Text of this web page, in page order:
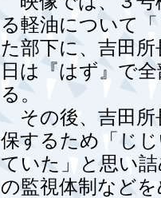
る軽油について
た部下に、吉田
日は『はず』で
る。
その後、吉田所
保するため「じ
ていた」と思い
の監視体制など